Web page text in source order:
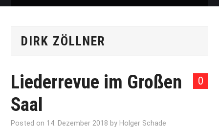
FESTIVAL
AUSSTELLUNGEN
DIRK ZÖLLNER
0
Liederrevue im Großen
Saal
Posted on 14. Dezember 2018 by Holger Schade